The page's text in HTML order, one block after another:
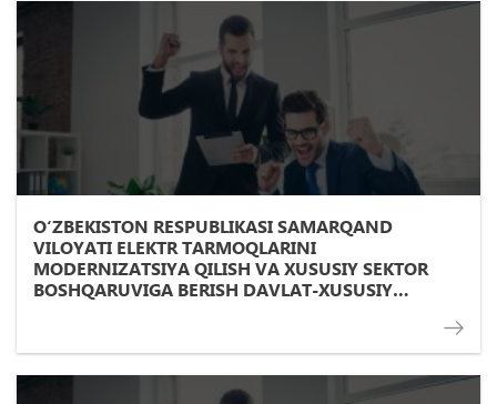
O‘ZBEKISTON RESPUBLIKASI SAMARQAND
VILOYATI ELEKTR TARMOQLARINI
MODERNIZATSIYA QILISH VA XUSUSIY SEKTOR
BOSHQARUVIGA BERISH DAVLAT-XUSUSIY